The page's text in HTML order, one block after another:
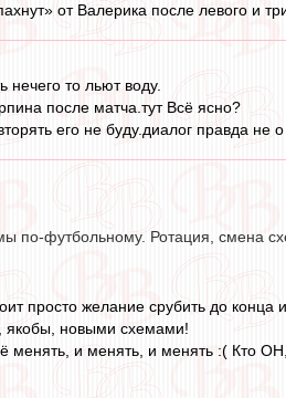
от Валерика после левого и
нечего то льют воду.
после матча.тут Всё ясно?
его не буду.диалог правда не
по-футбольному. Ротация, смена
просто желание срубить до конца
якобы, новыми схемами!
менять, и менять, и менять :( Кто